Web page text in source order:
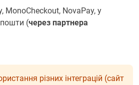
MonoCheckout, NovaPay, у
пошти (через партнера
різних інтеграцій (сайт